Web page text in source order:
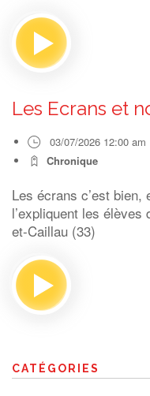
Les Ecrans et
03/07/2026 12:00 am
Chronique
Les écrans c’est
l’expliquent les élèves
et-Caillau (33)
CATÉGORIES